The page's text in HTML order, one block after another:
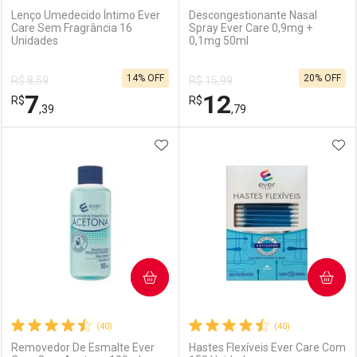
Comprar sem Desconto
Por R$ 7,19/cada
Comprar sem Desconto
Por R$ 7,19/cada
Ativar Desconto
Comprar sem Desconto
Por R$ 10,31/cada
Comprar sem Desconto
Por R$ 10,31/cada
Lenço Umedecido Íntimo Ever
Care Sem Fragrância 16
Unidades
R$ 8,59
R$7,39
14% OFF
Laboratório
Por Menos
Descongestionante Nasal
Spray Ever Care 0,9mg +
0,1mg 50ml
R$ 15,99
R$12,79
20% OFF
Laboratório
Por Menos
(40)
Removedor De Esmalte Ever
ADICIONAR AOS FAVORITOS
COMPRAR
(40)
Hastes Flexíveis Ever Care Com
COMPRAR